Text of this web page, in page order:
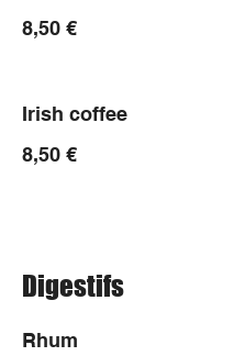
8,50 €
Irish coffee
8,50 €
Digestifs
Rhum